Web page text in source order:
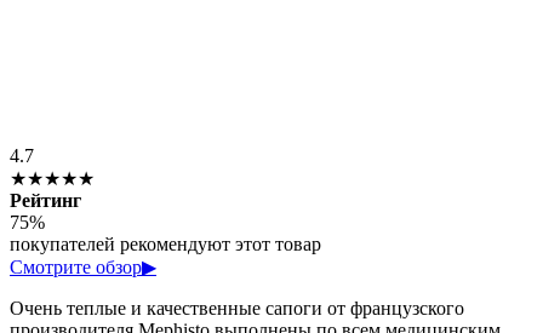
4.7
★★★★★
Рейтинг
75%
покупателей рекомендуют этот товар
Смотрите обзор▶
Очень теплые и качественные сапоги от французского